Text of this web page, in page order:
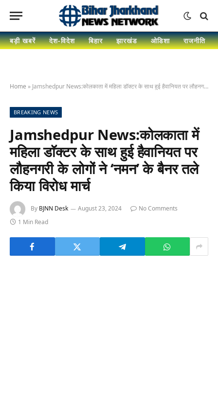
बड़ी खबरें देश-विदेश बिहार झारखंड ओडिशा राजनीति
Home » Jamshedpur News:कोलकाता में महिला डाॅक्टर के साथ हुई हैवानियत पर लौहनगरी के लोगों ने ‘नमन’ के बैनर तले किया विरोध मार्च
BREAKING NEWS
Jamshedpur News:कोलकाता में
महिला डाॅक्टर के साथ हुई हैवानियत पर
लौहनगरी के लोगों ने ‘नमन’ के बैनर तले
किया विरोध मार्च
By BJNN Desk August 23, 2024
No Comments
1 Min Read